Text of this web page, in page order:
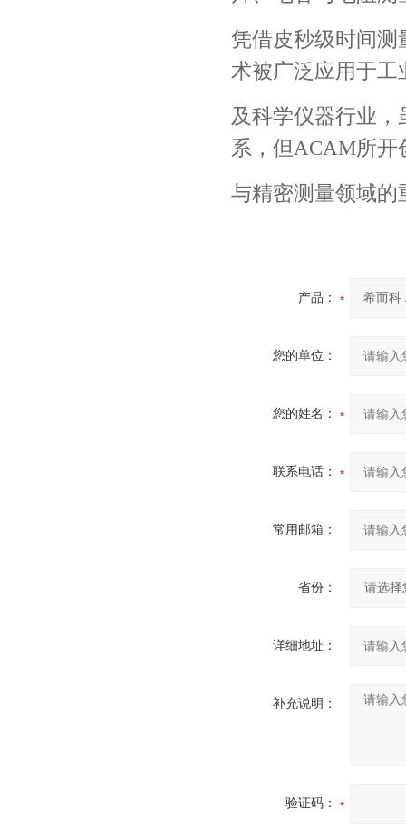
凭借皮秒级时间
术被广泛应用于工
及科学仪器行业，
系，但ACAM所开
与精密测量领域的
产品：
您的单位：
您的姓名：
联系电话：
常用邮箱：
省份：
详细地址：
补充说明：
验证码：